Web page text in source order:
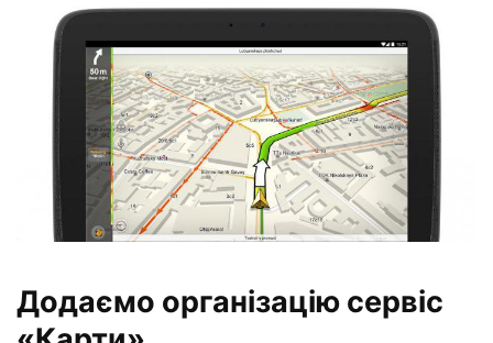
Додаємо організацію сервіс